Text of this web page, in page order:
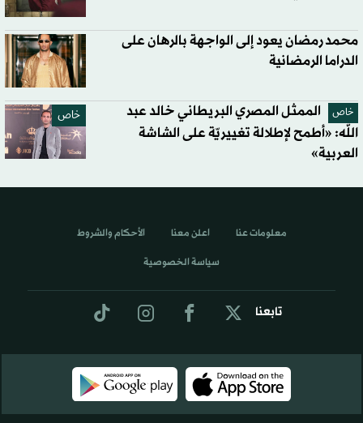
محمد رمضان يعود إلى الواجهة بالرهان على
الدراما الرمضانية
خاص خاص
الممثل المصري البريطاني خالد عبد
الله: «أطمح لإطلالة تغييريّة على الشاشة
العربية»
تابعنا
معلومات عنا اعلن معنا الأحكام والشروط
سياسة الخصوصية